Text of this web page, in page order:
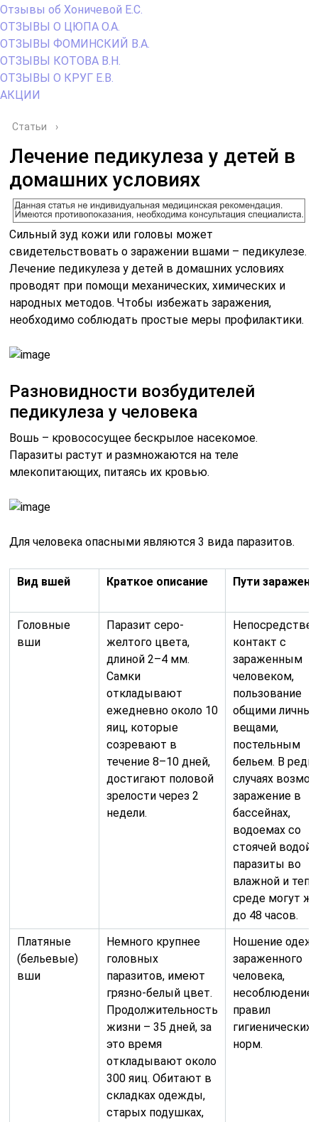
Отзывы об Хоничевой Е.С.
ОТЗЫВЫ О ЦЮПА О.А.
ОТЗЫВЫ ФОМИНСКИЙ В.А.
ОТЗЫВЫ КОТОВА В.Н.
ОТЗЫВЫ О КРУГ Е.В.
АКЦИИ
Статьи ›
Лечение педикулеза у детей в
домашних условиях
Сильный зуд кожи или головы может
свидетельствовать о заражении вшами – педикулезе.
Лечение педикулеза у детей в домашних условиях
проводят при помощи механических, химических и
народных методов. Чтобы избежать заражения,
необходимо соблюдать простые меры профилактики.
Разновидности возбудителей
педикулеза у человека
Вошь – кровососущее бескрылое насекомое.
Паразиты растут и размножаются на теле
млекопитающих, питаясь их кровью.
Для человека опасными являются 3 вида паразитов.
Вид вшей Краткое описание Пути
Головные
вши
Паразит серо-
желтого цвета,
длиной 2–4 мм.
Самки
откладывают
ежедневно около 10
яиц, которые
созревают в
течение 8–10 дней,
достигают половой
зрелости через 2
недели.
контакт с
зараженным
человеком,
пользование
общими
вещами,
постельным
бельем. В
случаях
заражение в
бассейнах,
водоемах со
стоячей водой
паразиты во
влажной и
среде могут
до 48 часов.
Платяные
(бельевые)
вши
Немного крупнее
головных
паразитов, имеют
грязно-белый цвет.
Продолжительность
жизни – 35 дней, за
это время
откладывают около
300 яиц. Обитают в
складках одежды,
старых подушках,
Ношение
зараженного
человека,
несоблюдение
правил
гигиенических
норм.